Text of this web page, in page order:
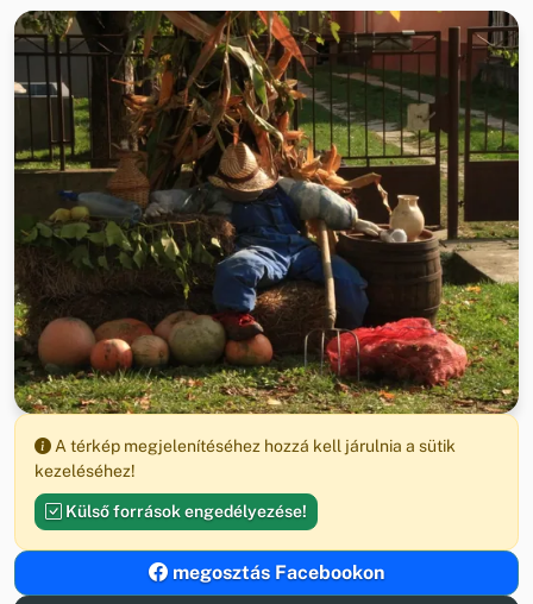
A térkép megjelenítéséhez hozzá kell járulnia a sütik
kezeléséhez!
Külső források engedélyezése!
megosztás Facebookon